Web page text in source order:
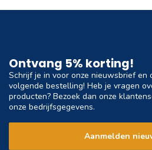
Ontvang 5% korting!
Schrijf je in voor onze nieuwsbrief en
volgende bestelling! Heb je vragen
producten? Bezoek dan onze
onze bedrijfsgegevens.
Aanmelden